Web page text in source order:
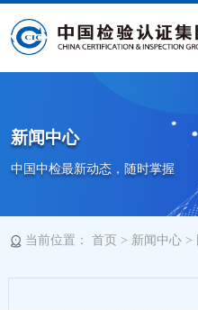
新闻中心
中国中检最新动态，随时掌握
当前位置： 首页> 新闻中心>